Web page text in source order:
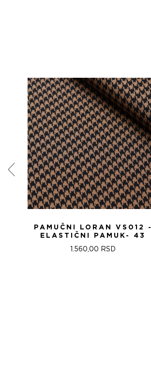
PAMUČNI LORAN VS012 -
ELASTIČNI PAMUK- 43
1.560,00 RSD